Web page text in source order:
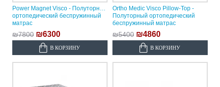
Power Magnet Visco - Полуторный
ортопедический беспружинный
матрас
₪7800 ₪6300
В КОРЗИНУ
Ortho Medic Visco Pillow-Top -
Полуторный ортопедический
беспружинный матрас
₪5400 ₪4860
В КОРЗИНУ